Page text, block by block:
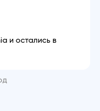
и остались в